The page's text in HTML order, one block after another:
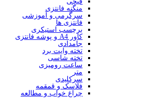
منگنه فانتزی
سرگرمی و آموزشی
فانتزی ها
برچسب استیکری
کاور A4 و پوشه فانتزی
جامدادی
تخته وایت برد
تخته شاسی
ساعت رومیزی
متر
سرکلیدی
فلاسک و قمقمه
چراغ خواب و مطالعه